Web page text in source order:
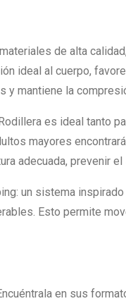
de alta
ideal al cuerpo,
mantiene la
es ideal tanto
mayores
adecuada, prevenir
un sistema
Esto permite
en sus